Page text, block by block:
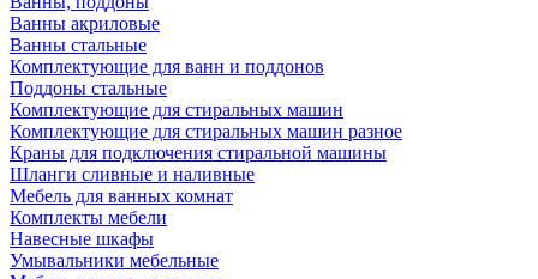
Ванны акриловые
Ванны стальные
Комплектующие для ванн и поддонов
Поддоны стальные
Комплектующие для стиральных машин
Комплектующие для стиральных машин разное
Краны для подключения стиральной машины
Шланги сливные и наливные
Мебель для ванных комнат
Комплекты мебели
Навесные шкафы
Умывальники мебельные